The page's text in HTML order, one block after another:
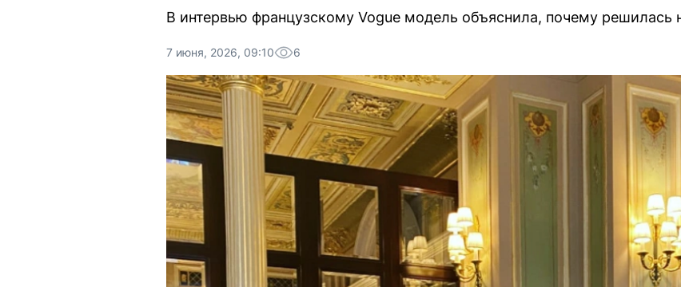
В интервью французскому Vogue модель объяснила, почему решилась
7 июня, 2026, 09:10 6